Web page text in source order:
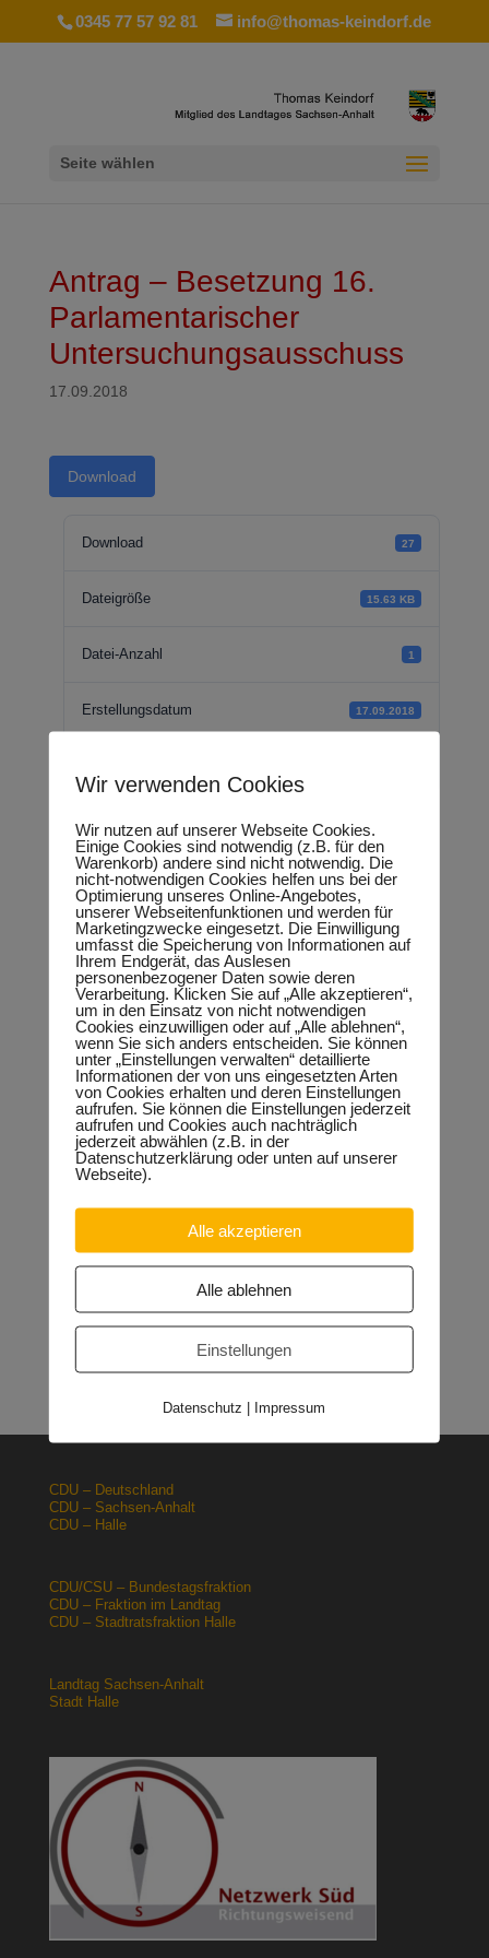
0345 77 57 92 81 info@thomas-keindorf.de
Seite wählen
Antrag – Besetzung 16.
Parlamentarischer
Untersuchungsausschuss
17.09.2018
Download
Download 27
Dateigröße 15.63 KB
Datei-Anzahl 1
Erstellungsdatum 17.09.2018
Antrag - Besetzung
16.
Parlamentarischer
Untersuchungsauss
chuss
Neueste Beiträge
Sondervermögen für die Europachaussee richtige
Lehrpläne: Grundsteine für spätere Ausbildung werden in der
CDU – Deutschland
CDU – Sachsen-Anhalt
CDU – Halle
CDU/CSU – Bundestagsfraktion
CDU – Fraktion im Landtag
CDU – Stadtratsfraktion Halle
Landtag Sachsen-Anhalt
Stadt Halle
Wir verwenden Cookies
Wir nutzen auf unserer Webseite Cookies.
Einige Cookies sind notwendig (z.B. für den
Warenkorb) andere sind nicht notwendig. Die
nicht-notwendigen Cookies helfen uns bei der
Optimierung unseres Online-Angebotes,
unserer Webseitenfunktionen und werden für
Marketingzwecke eingesetzt. Die Einwilligung
umfasst die Speicherung von Informationen auf
Ihrem Endgerät, das Auslesen
personenbezogener Daten sowie deren
Verarbeitung. Klicken Sie auf „Alle akzeptieren“,
um in den Einsatz von nicht notwendigen
Cookies einzuwilligen oder auf „Alle ablehnen“,
wenn Sie sich anders entscheiden. Sie können
unter „Einstellungen verwalten“ detaillierte
Informationen der von uns eingesetzten Arten
von Cookies erhalten und deren Einstellungen
aufrufen. Sie können die Einstellungen jederzeit
aufrufen und Cookies auch nachträglich
jederzeit abwählen (z.B. in der
Datenschutzerklärung oder unten auf unserer
Webseite).
Alle akzeptieren
Alle ablehnen
Einstellungen
Datenschutz | Impressum